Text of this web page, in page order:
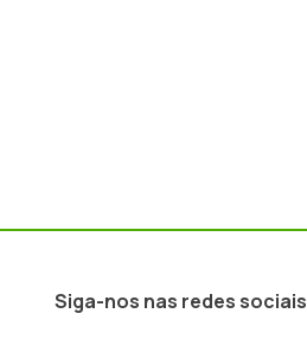
Siga-nos nas redes sociais